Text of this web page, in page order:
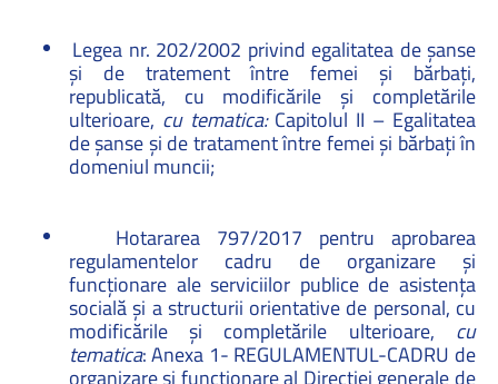
Legea nr. 202/2002 privind egalitatea de șanse
și de tratement între femei și bărbați,
republicată, cu modificările și completările
ulterioare, cu tematica:Capitolul II – Egalitatea
de șanse și de tratament între femei și bărbați în
domeniul muncii;
Hotararea 797/2017 pentru aprobarea
regulamentelor cadru de organizare şi
funcţionare ale serviciilor publice de asistenţa
socială şi a structurii orientative de personal, cu
modificările şi completările ulterioare, cu
tematica: Anexa 1- REGULAMENTUL-CADRU de
organizare şi funcţionare al Direcţiei generale de